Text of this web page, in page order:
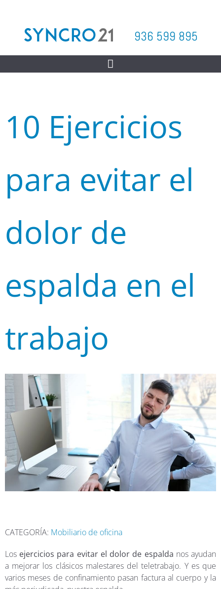
936 599 895
10 Ejercicios
para evitar el
dolor de
espalda en el
trabajo
CATEGORÍA: Mobiliario de oficina
Los ejercicios para evitar el dolor de espalda nos ayudan
a mejorar los clásicos malestares del teletrabajo. Y es que
varios meses de confinamiento pasan factura al cuerpo y la